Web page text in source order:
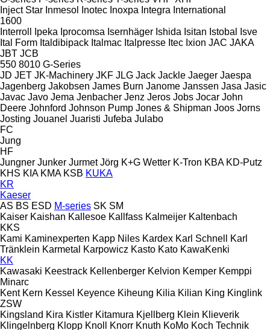
Inject Star Inmesol Inotec Inoxpa Integra International
1600
Interroll
Ipeka Iprocomsa Isernhäger Ishida Isitan Istobal
Isve
Ital Form Italdibipack Italmac Italpresse Itec Ixion JAC JAKA
JBT JCB
550 8010 G-Series
JD JET JK-Machinery JKF JLG Jack Jackle Jaeger Jaespa
Jagenberg Jakobsen James Burn Janome Janssen Jasa Jasic
Javac Javo Jema Jenbacher Jenz Jeros Jobs Jocar John
Deere Johnford Johnson Pump Jones & Shipman Joos Jorns
Josting Jouanel Juaristi Jufeba Julabo
FC
Jung
HF
Jungner Junker Jurmet Jörg K+G Wetter K-Tron KBA KD-Putz
KHS KIA KMA KSB KUKA
KR
Kaeser
AS BS ESD M-series SK SM
Kaiser Kaishan Kallesoe Kallfass Kalmeijer Kaltenbach
KKS
Kami Kaminexperten Kapp Niles Kardex Karl Schnell
Karl
Tränklein Karmetal Karpowicz Kasto Kato KawaKenki
KK
Kawasaki Keestrack Kellenberger Kelvion Kemper Kemppi
Minarc
Kent Kern Kessel Keyence Kiheung Kilia Kilian King Kinglink
ZSW
Kingsland Kira Kistler Kitamura Kjellberg Klein Klieverik
Klingelnberg Klopp Knoll Knorr Knuth KoMo Koch Technik